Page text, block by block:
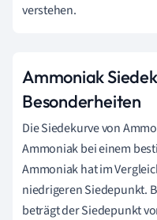
verstehen.
Ammoniak
Besonderheiten
Die Siedekurve von
Ammoniak bei einem
Ammoniak hat im
niedrigeren Siedepunkt.
beträgt der Siedepunkt